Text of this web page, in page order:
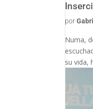
por
Numa,
su vida,